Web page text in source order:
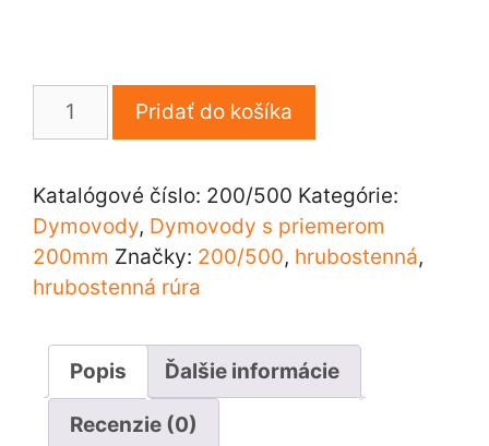
množstvo
rovná
200/500/2
Pridať do košíka
Katalógové číslo: 200/500 Kategórie:
Dymovody, Dymovody s priemerom
200mm Značky: 200/500, hrubostenná,
hrubostenná rúra
Popis Ďalšie informácie
Recenzie (0)